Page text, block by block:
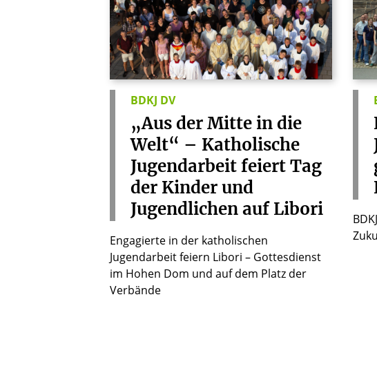
BDKJ DV
„AusderMitte indie
Welt“ – Katholische
JugendarbeitfeiertTag
der Kinderund
Jugendlichenauf Libori
Engagierte in der katholischen
Jugendarbeit feiern Libori – Gottesdienst
im Hohen Dom und auf dem Platz der
Verbände